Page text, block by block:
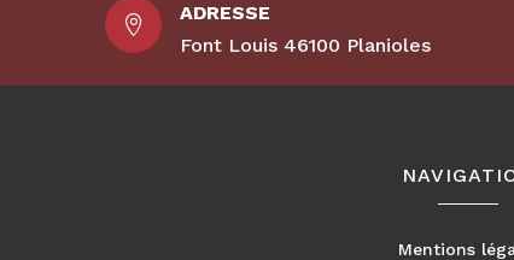

ADRESSE
Font Louis 46100 Planioles
Mentions